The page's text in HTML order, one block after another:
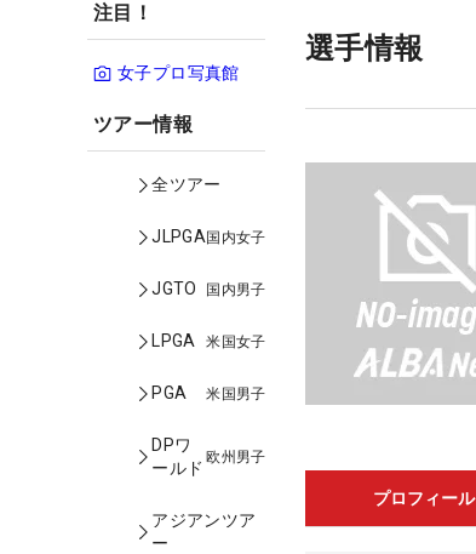
注目！
女子プロ写真館
ツアー情報
全ツアー
JLPGA国内女子
JGTO 国内男子
LPGA 米国女子
PGA 米国男子
DPワ
ールド
欧州男子
アジアンツア
ー
選手情報
プロフィール